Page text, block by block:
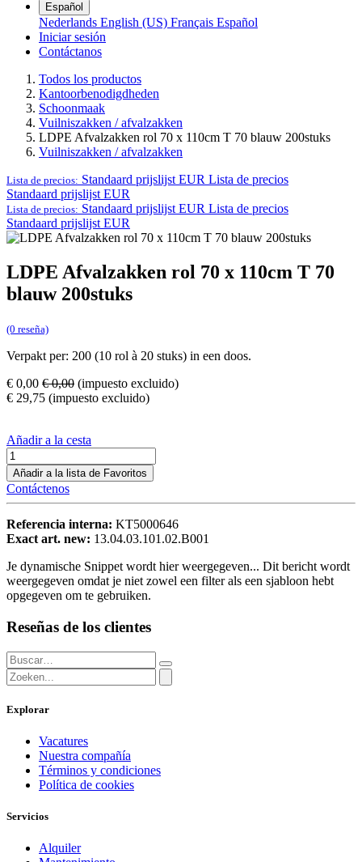
Español
Nederlands English (US) Français Español
Iniciar sesión
Contáctanos
Todos los productos
Kantoorbenodigdheden
Schoonmaak
Vuilniszakken / afvalzakken
LDPE Afvalzakken rol 70 x 110cm T 70 blauw 200stuks
Vuilniszakken / afvalzakken
Lista de precios: Standaard prijslijst EUR Lista de precios
Standaard prijslijst EUR
Lista de precios: Standaard prijslijst EUR Lista de precios
Standaard prijslijst EUR
LDPE Afvalzakken rol 70 x 110cm T 70
blauw 200stuks
(0 reseña)
Verpakt per: 200 (10 rol à 20 stuks) in een doos.
€ 0,00 €0,00 (impuesto excluido)
€ 29,75 (impuesto excluido)
Añadir a la cesta
Añadir a la lista de Favoritos
Contáctenos
Referencia interna: KT5000646
Exact art. new: 13.04.03.101.02.B001
Je dynamische Snippet wordt hier weergegeven... Dit bericht wordt
weergegeven omdat je niet zowel een filter als een sjabloon hebt
opgegeven om te gebruiken.
Reseñas de los clientes
Explorar
Vacatures
Nuestra compañía
Términos y condiciones
Política de cookies
Servicios
Alquiler